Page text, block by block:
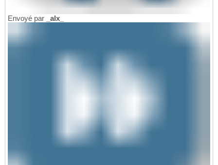
Envoyé par _alx_